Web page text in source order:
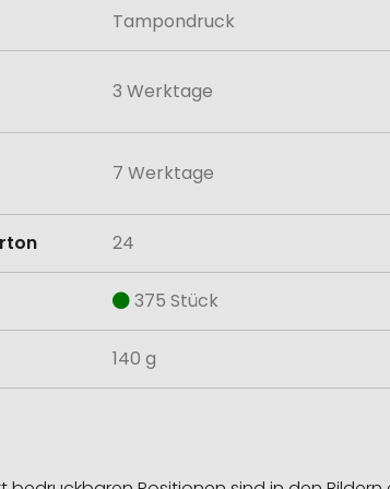
Tampondruck
3 Werktage
7 Werktage
24
375 Stück
140 g